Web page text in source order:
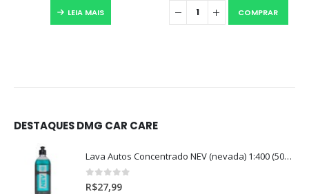
LEIA MAIS COMPRAR
DESTAQUES DMG CAR CARE
Lava Autos Concentrado NEV (nevada) 1:400 (500ml)
0 out of 5
R$27,99